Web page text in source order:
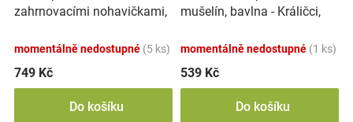
zahrnovacími nohavičkami,
potiskem, M
momentálně nedostupné (5 ks)
749 Kč
Do košíku
mušelín, bavlna - Králičci,
momentálně nedostupné (1 ks)
539 Kč
Do košíku